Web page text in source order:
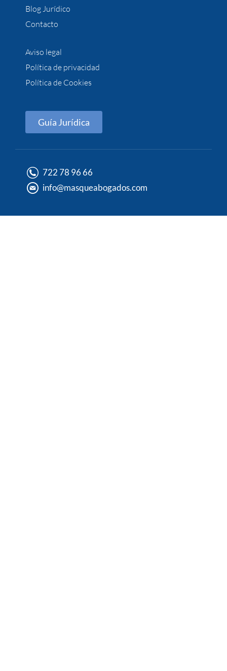
Blog Jurídico
Contacto
Aviso legal
Política de privacidad
Política de Cookies
Guía Jurídica
722 78 96 66
info@masqueabogados.com